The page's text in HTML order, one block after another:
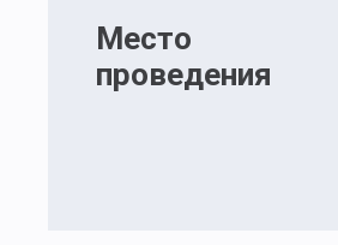
Место
проведения